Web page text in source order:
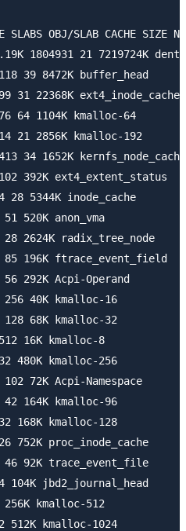
OBJ/SLAB CACHE SIZE
1804931 21 7219724K
39 8472K buffer_head
31 22368K ext4_inode_cache
64 1104K kmalloc-64
21 2856K kmalloc-192
34 1652K kernfs_node_cache
392K ext4_extent_status
28 5344K inode_cache
520K anon_vma
28 2624K radix_tree_node
85 196K ftrace_event_field
292K Acpi-Operand
256 40K kmalloc-16
128 68K kmalloc-32
16K kmalloc-8
480K kmalloc-256
72K Acpi-Namespace
42 164K kmalloc-96
168K kmalloc-128
752K proc_inode_cache
46 92K trace_event_file
104K jbd2_journal_head
kmalloc-512
512K kmalloc-1024